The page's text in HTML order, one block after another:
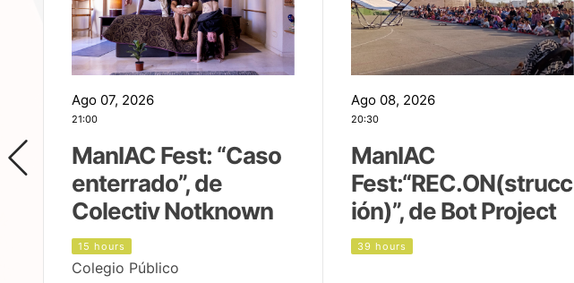
Ago 07, 2026
21:00
ManIAC Fest: “Caso
enterrado”, de
Colectiv Notknown
15 hours
Colegio Público
Ago 08, 2026
20:30
ManIAC
Fest:“REC.ON(strucc
ión)”, de Bot Project
39 hours